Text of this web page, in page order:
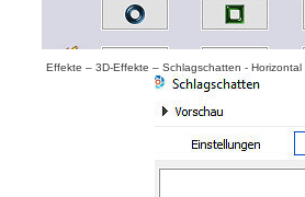
Effekte – 3D-Effekte – Schlagschatten -